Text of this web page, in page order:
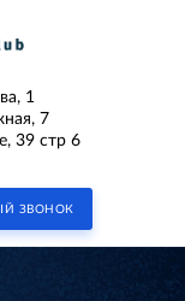
1
7
39 стр 6
ЗВОНОК